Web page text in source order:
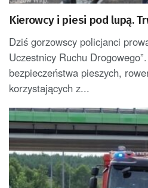
Kierowcy i piesi pod lupą.
Dziś gorzowscy policjanci
Uczestnicy Ruchu
bezpieczeństwa pieszych,
korzystających z...